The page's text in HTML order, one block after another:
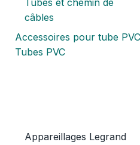
Tubes et chemin de
câbles
Accessoires pour tube PVC
Tubes PVC
Appareillages Legrand